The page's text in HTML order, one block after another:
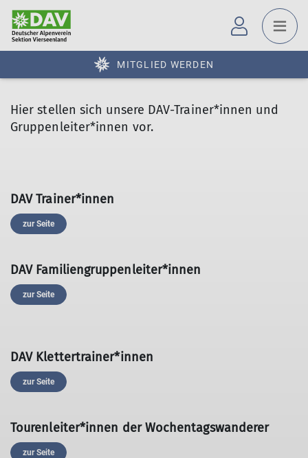
MITGLIED WERDEN
Hier stellen sich unsere DAV-Trainer*innen und
Gruppenleiter*innen vor.
DAV Trainer*innen
zur Seite
DAV Familiengruppenleiter*innen
zur Seite
DAV Klettertrainer*innen
zur Seite
Tourenleiter*innen der Wochentagswanderer
zur Seite